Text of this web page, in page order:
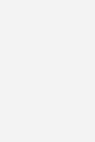
in der
kompensiert
e die Ist- und
5 min ab.